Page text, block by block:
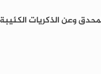
وعن الذكريات